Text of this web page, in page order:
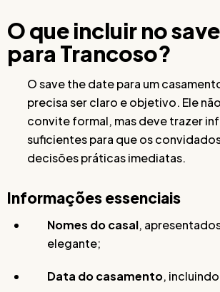
O que incluir no
para Trancoso?
O save the date para um
precisa ser claro e objetivo. Ele
convite formal, mas deve trazer
suficientes para que os
decisões práticas imediatas.
Informações essenciais
Nomes do casal,
elegante;
Data do casamento,